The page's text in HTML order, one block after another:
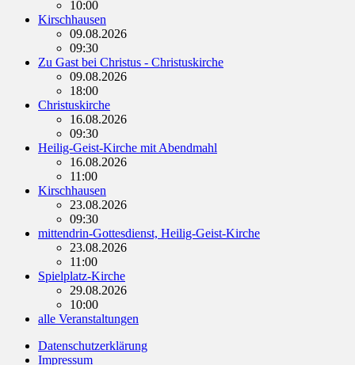
10:00
Kirschhausen
09.08.2026
09:30
Zu Gast bei Christus - Christuskirche
09.08.2026
18:00
Christuskirche
16.08.2026
09:30
Heilig-Geist-Kirche mit Abendmahl
16.08.2026
11:00
Kirschhausen
23.08.2026
09:30
mittendrin-Gottesdienst, Heilig-Geist-Kirche
23.08.2026
11:00
Spielplatz-Kirche
29.08.2026
10:00
alle Veranstaltungen
Datenschutzerklärung
Impressum